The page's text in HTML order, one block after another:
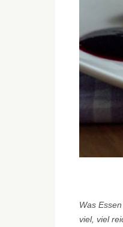
Was
viel, viel